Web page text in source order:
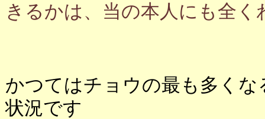
きるかは、当の本人にも全く
かつてはチョウの最も多く
状況です